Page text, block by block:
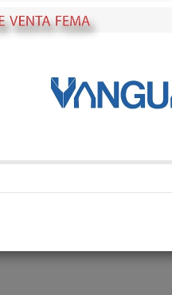
Habitual
habitual
en: